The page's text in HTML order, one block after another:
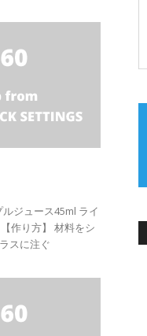
ルジュース45ml ライ
作り方】 材料をシ
スに注ぐ